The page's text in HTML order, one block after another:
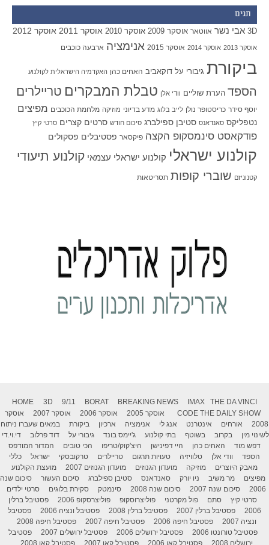
תגים
3D אבי נשר אווטאר אוסקר 2009 אוסקר 2010 אוסקר 2011 אוסקר 2012
אוסקר 2013 אוסקר 2014 אוסקר 2015 אנימציה ארבעה כוכבים
ביקורת גיבורי על דוקאביב האחים כהן האקדמיה הישראלית לקולנוע
הספד הערת שוליים וודי אלן טבלת המבקרים טריילרים
יוסף סידר כריסטופר נולן לייב בלוג מדע בדיוני מוזיקה מלחמת הכוכבים מפיצים
נטפליקס סאנדאנס סטיבן ספילברג סיכום חודש סרטים קצרים סרטי קיץ
פודקאסט סינמסקופ הקצה פיקסאר פסטיבלים פסקולים
קולנוע ישראלי קולנוע ישראלי עצמאי קולנוע תיעודי
קטנוניזם שוברי קופות תסריטאות
HOME 3D 9/11 BORAT BREAKING NEWS IMAX
THE DA VINCI
CODE THE DAILY SHOW אוסקר 2005 אוסקר 2006 אוסקר 2007
אוסקר
2008
אורחים אינטרנט אנג לי אנימציה ארכיון ביקורת
במאים שעברו ניתוח
לשינוי מין
בקרוב בשוטף בתי קולנוע ג'יימס בונד גיבורי על דוד פרלוב
די.וי.די
דפש מוד
האחים כהן היי דפינישן היצ'קוק/טריפו הכי טובים
המדור המודפס
הספד
וודי אלן טלוויזיה טעויות תרגום טריילרים טרקובסקי ישראל
כללי
מאבק היוצרים
מוזיקה מועדון הגנוזים מועדון הגנוזים 2007
מועצת הקולנוע
מפיצים
מר משיב ניו יורק סאנדאנס סטיבן ספילברג סיכום העשור
סיכום שנה
2006
סיכום שנה 2007 סיכום שנה 2008 סינמטק סקירת בלוגים
סרטי ילדים
סרטי קיץ
סתם פול מקרטני פוליצרוסקופ פוליצרסקופ 2006
פסטיבל ברלין
2006
פסטיבל ברלין 2007 פסטיבל ברלין 2008 פסטיבל ונציה 2006
פסטיבל
ונציה 2007
פסטיבל חיפה 2006 פסטיבל חיפה 2007
פסטיבל חיפה 2008
פסטיבל טורונטו 2006
פסטיבל ירושלים 2006 פסטיבל ירושלים 2007
פסטיבל